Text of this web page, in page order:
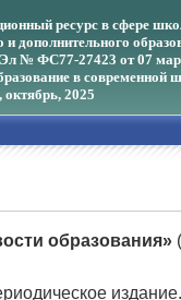
ресурс в сфере
дополнительного
Эл № ФС77-27423 от 07
в современной
октябрь, 2025
образования» (
издание.